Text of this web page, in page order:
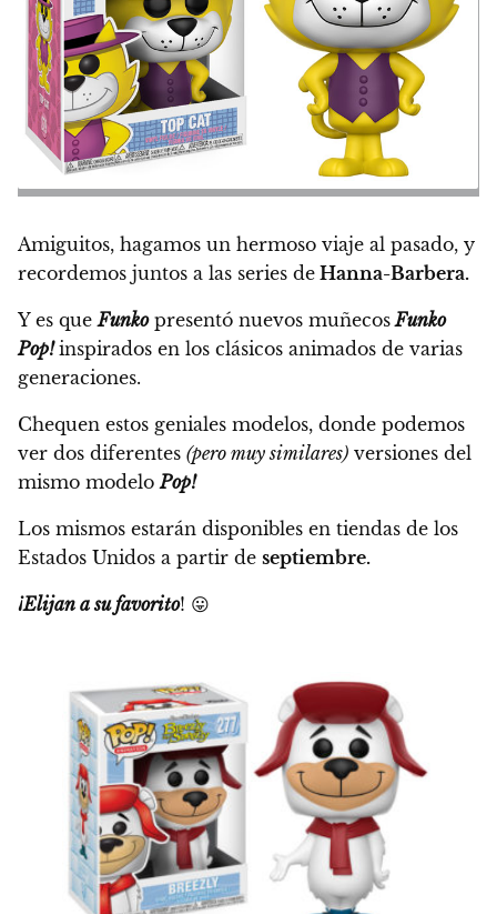
Amiguitos, hagamos un hermoso viaje al pasado, y
recordemos juntos a las series de Hanna-Barbera.
Y es queFunkopresentó nuevos muñecosFunko
Pop! inspirados en los clásicos animados de varias
generaciones.
Chequen estos geniales modelos, donde podemos
ver dos diferentes (pero muy similares) versiones del
mismo modeloPop!
Los mismos estarán disponibles en tiendas de los
Estados Unidos a partir de septiembre.
¡Elijan a su favorito! 😛